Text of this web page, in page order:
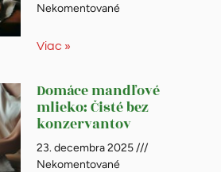
Nekomentované
Viac »
Domáce mandľové
mlieko: Čisté bez
konzervantov
23. decembra 2025
Nekomentované